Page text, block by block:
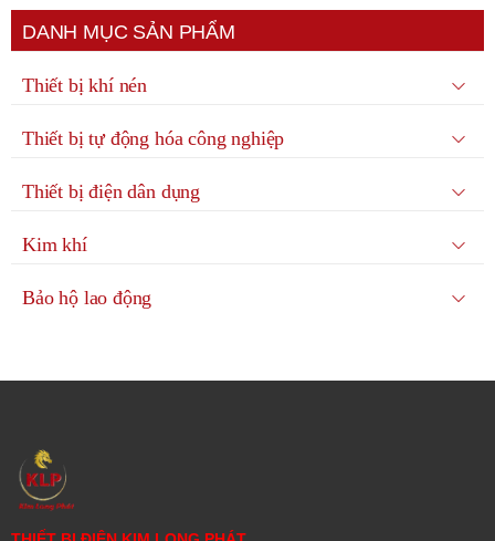
DANH MỤC SẢN PHẨM
Thiết bị khí nén
Thiết bị tự động hóa công nghiệp
Thiết bị điện dân dụng
Kim khí
Bảo hộ lao động